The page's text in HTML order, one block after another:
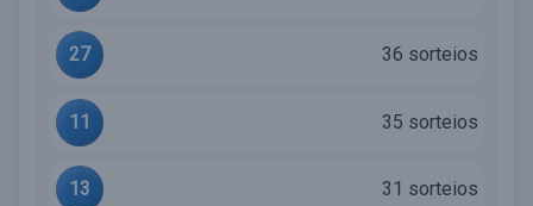
27 36 sorteios
11 35 sorteios
13 31 sorteios